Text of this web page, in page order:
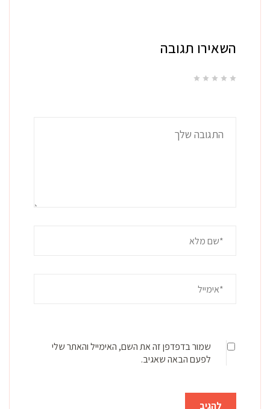
השאירו תגובה
שמור בדפדפן זה את השם, האימייל והאתר שלי
לפעם הבאה שאגיב.